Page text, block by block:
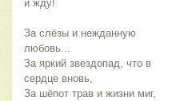
и жду!
За слёзы и нежданную
любовь...
За яркий звездопад, что в
сердце вновь,
За шёпот трав и жизни миг,